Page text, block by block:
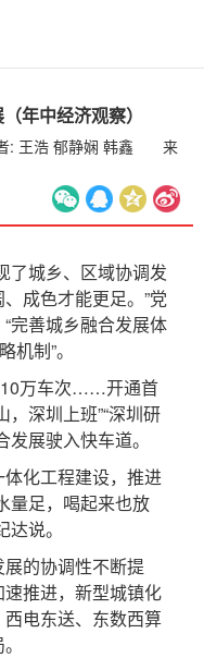
年中经济观察）
: 王浩 郁静娴 韩鑫
来
城乡、区域协调发
成色才能更足。”党
完善城乡融合发展体
机制”。
万车次……开通首
深圳上班”“深圳研
展驶入快车道。
化工程建设，推进
量足，喝起来也放
说。
的协调性不断提
推进，新型城镇化
电东送、东数西算